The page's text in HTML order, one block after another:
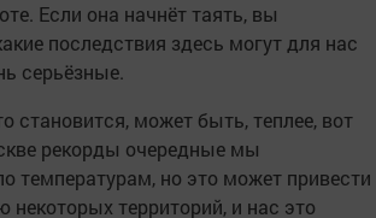
Если она начнёт таять, вы
последствия здесь могут для нас
серьёзные.
становится, может быть, теплее, вот
рекорды очередные мы
температурам, но это может привести
некоторых территорий, и нас это